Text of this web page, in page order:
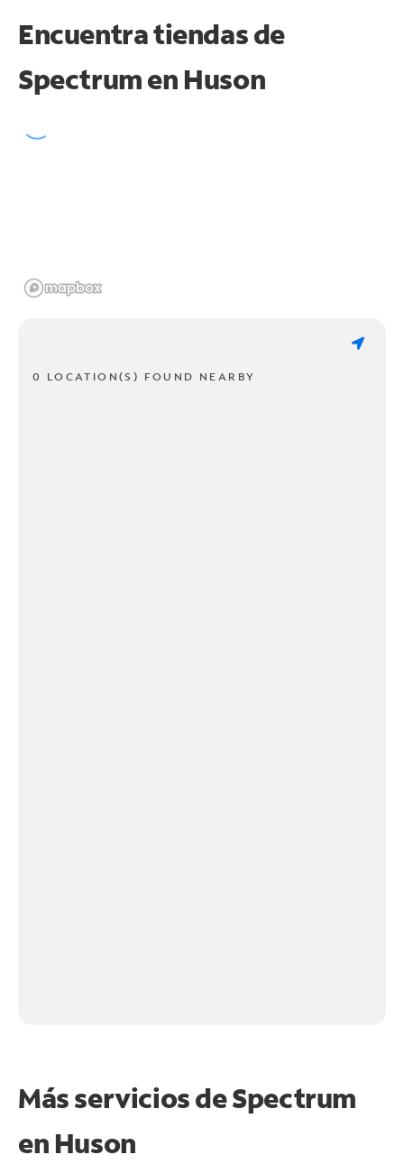
Encuentra tiendas de
Spectrum en Huson
0 LOCATION(S) FOUND NEARBY
Más servicios de Spectrum
en Huson